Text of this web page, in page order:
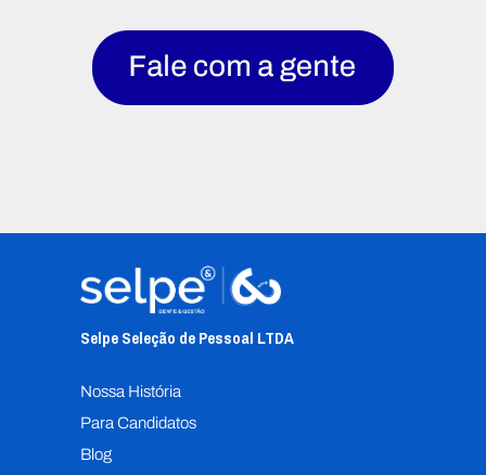
Selpe Seleção de Pessoal LTDA
Nossa História
Para Candidatos
Blog